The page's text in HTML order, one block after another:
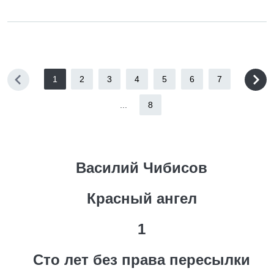
1 2 3 4 5 6 7
8
Василий Чибисов
Красный ангел
1
Сто лет без права пересылки